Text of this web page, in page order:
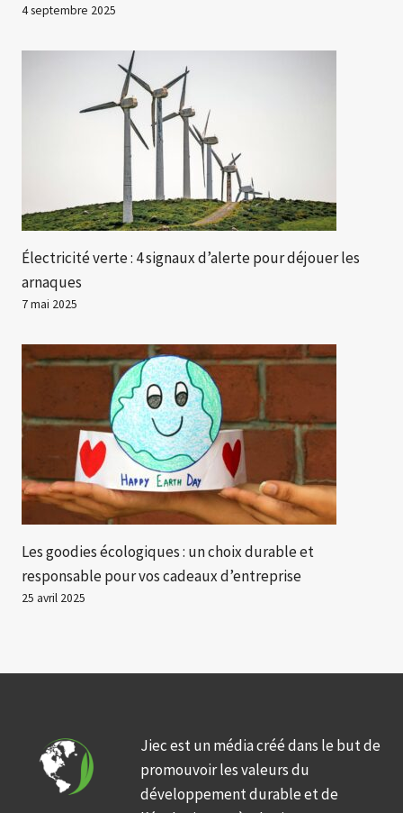
4 septembre 2025
Électricité verte : 4 signaux d’alerte pour déjouer les
arnaques
7 mai 2025
Les goodies écologiques : un choix durable et
responsable pour vos cadeaux d’entreprise
25 avril 2025
Jiec est un média créé dans le but de
promouvoir les valeurs du
développement durable et de